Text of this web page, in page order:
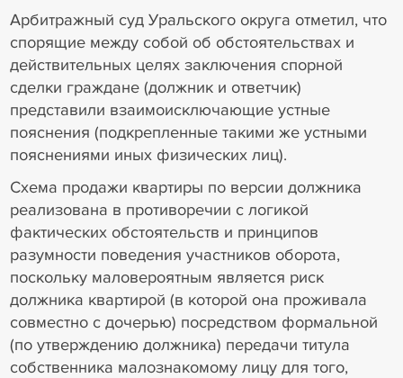
Арбитражный суд Уральского округа отметил, что
спорящие между собой об обстоятельствах и
действительных целях заключения спорной
сделки граждане (должник и ответчик)
представили взаимоисключающие устные
пояснения (подкрепленные такими же устными
пояснениями иных физических лиц).
Схема продажи квартиры по версии должника
реализована в противоречии с логикой
фактических обстоятельств и принципов
разумности поведения участников оборота,
поскольку маловероятным является риск
должника квартирой (в которой она проживала
совместно с дочерью) посредством формальной
(по утверждению должника) передачи титула
собственника малознакомому лицу для того,